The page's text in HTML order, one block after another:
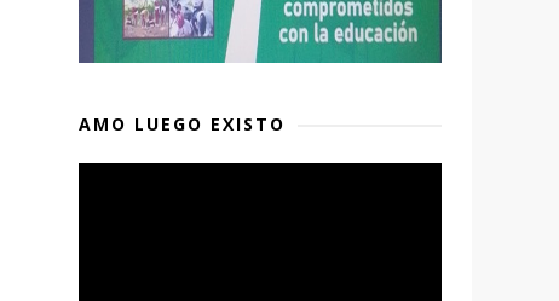
AMO LUEGO EXISTO